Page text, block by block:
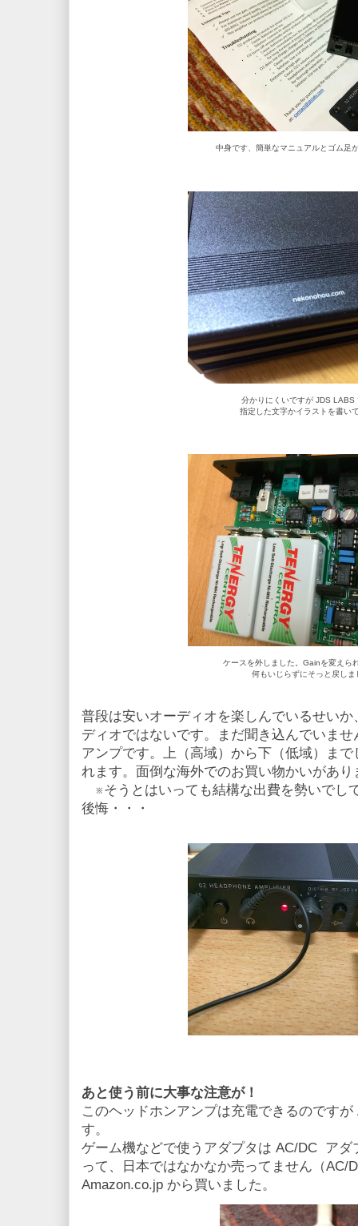
中身です、簡単なマニュアルとゴム足
分かりにくいですが JDS LABS
指定した文字かイラストを書い
ケースを外しました。Gainを変えら
何もいじらずにそっと戻しま
普段は安いオーディオを楽しんでいるせい
ディオではないです。まだ聞き込んでいま
アンプです。上（高域）から下（低域）ま
れます。面倒な海外でのお買い物かいがあり
※そうとはいっても結構な出費を勢いでし
後悔・・・
あと使う前に大事な注意が！
このヘッドホンアンプは充電できるのです
す。
ゲーム機などで使うアダプタは AC/DC アダ
って、日本ではなかなか売ってません（AC/
Amazon.co.jp から買いました。